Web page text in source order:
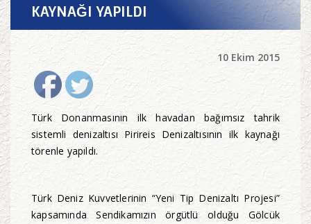
KAYNAĞI YAPILDI
10 Ekim 2015
Türk Donanmasının ilk havadan bağımsız tahrik
sistemli denizaltısı Pirireis Denizaltısının ilk kaynağı
törenle yapıldı.
Türk Deniz Kuvvetlerinin “Yeni Tip Denizaltı Projesi”
kapsamında Sendikamızın örgütlü olduğu Gölcük